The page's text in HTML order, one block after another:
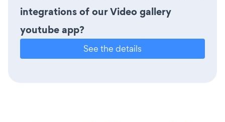
integrations of our Video gallery
youtube app?
See the details